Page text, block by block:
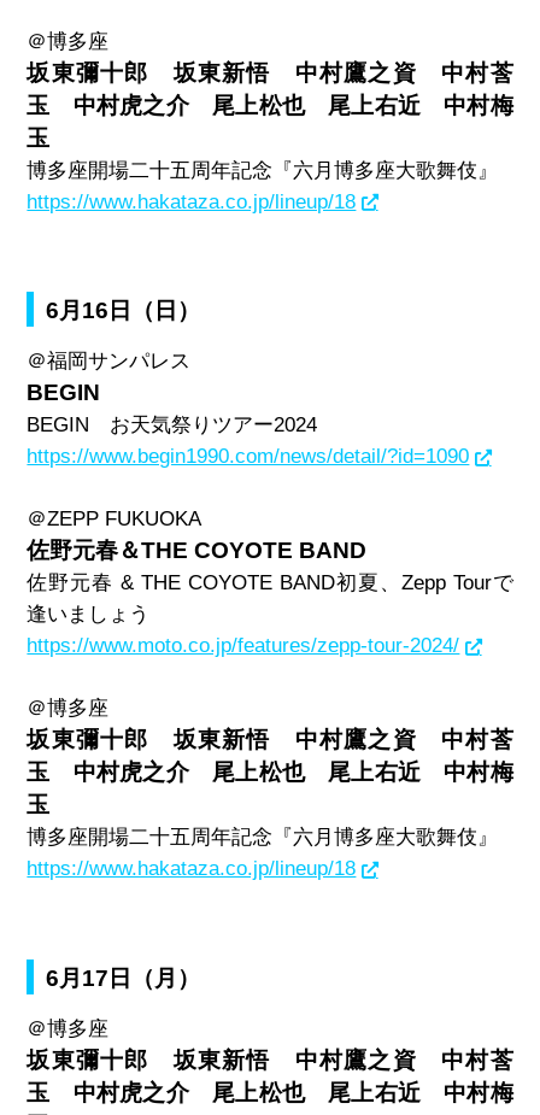
＠博多座
坂東彌十郎 坂東新悟 中村鷹之資 中村莟
玉 中村虎之介 尾上松也 尾上右近 中村梅
玉
博多座開場二十五周年記念『六月博多座大歌舞伎』
https://www.hakataza.co.jp/lineup/18
6月16日（日）
＠福岡サンパレス
BEGIN
BEGIN お天気祭りツアー2024
https://www.begin1990.com/news/detail/?id=1090
＠ZEPP FUKUOKA
佐野元春＆THE COYOTE BAND
佐野元春 & THE COYOTE BAND初夏、 Zepp Tourで
逢いましょう
https://www.moto.co.jp/features/zepp-tour-2024/
＠博多座
坂東彌十郎 坂東新悟 中村鷹之資 中村莟
玉 中村虎之介 尾上松也 尾上右近 中村梅
玉
博多座開場二十五周年記念『六月博多座大歌舞伎』
https://www.hakataza.co.jp/lineup/18
6月17日（月）
＠博多座
坂東彌十郎 坂東新悟 中村鷹之資 中村莟
玉 中村虎之介 尾上松也 尾上右近 中村梅